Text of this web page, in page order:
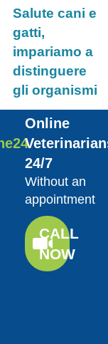
Salute cani e
gatti,
impariamo a
distinguere
gli organismi
più dannosi
La salute di cani e
gatti è importante,
conoscere quali
organismi possono
Continua >
26/10/2017
Category:
Alimentazione
per cani e
Online
24/7
Without an
appointment
CALL
NOW